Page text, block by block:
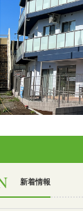
新着情報